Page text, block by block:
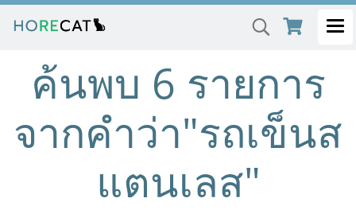
ค้นพบ 6 รายการ
จากคำว่า"รถเข็นส
แตนเลส"